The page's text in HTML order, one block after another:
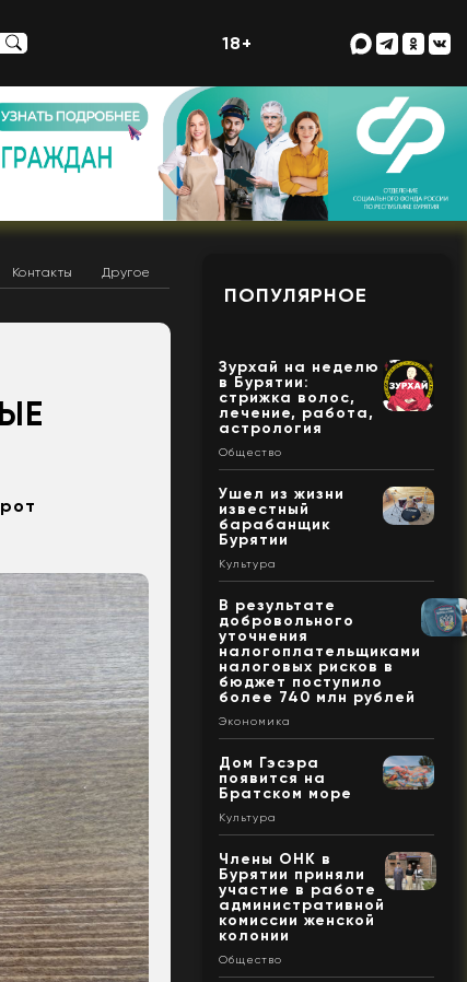
18+
Контакты Другое
ПОПУЛЯРНОЕ
Зурхай на неделю
в Бурятии:
стрижка волос,
лечение, работа,
астрология
Общество
Ушел из жизни
известный
барабанщик
Бурятии
Культура
В результате
добровольного
уточнения
налогоплательщиками
налоговых рисков в
бюджет поступило
более 740 млн рублей
Экономика
Дом Гэсэра
появится на
Братском море
Культура
Члены ОНК в
Бурятии приняли
участие в работе
административной
комиссии женской
колонии
Общество